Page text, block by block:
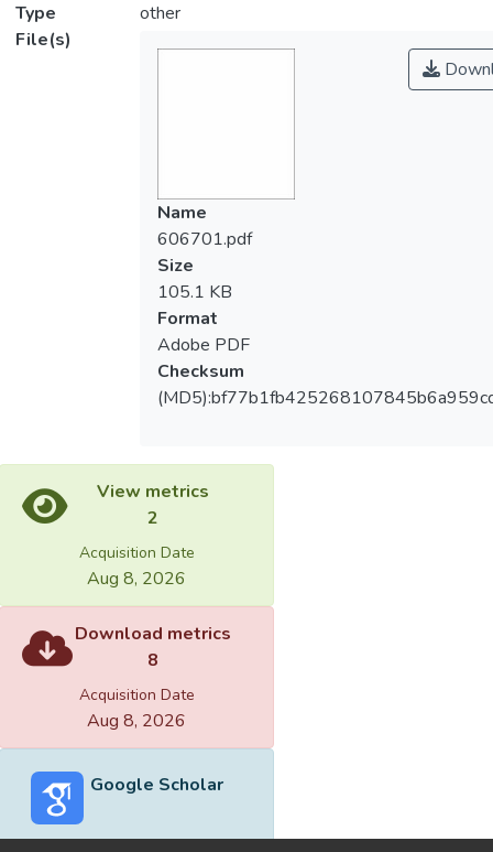
Type
other
File(s)
Name
606701.pdf
Size
105.1 KB
Format
Adobe PDF
Checksum
View metrics
2
Acquisition Date
Aug 8, 2026
Download metrics
8
Acquisition Date
Aug 8, 2026
Google Scholar